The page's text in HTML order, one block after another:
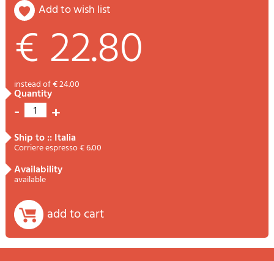
add to wish list
€ 22.80
instead of € 24.00
quantity
- 1 +
ship to :: Italia
Corriere espresso € 6.00
availability
available
add to cart